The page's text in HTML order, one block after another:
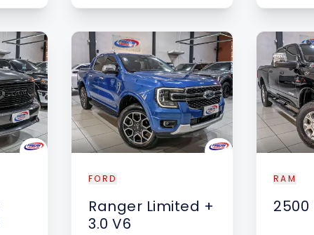
FORD
Ranger Limited +
3.0 V6
RAM
2500